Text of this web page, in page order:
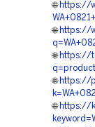
🌐 https://
🌐 https://
🌐 https://
🌐 https://
🌐 https://